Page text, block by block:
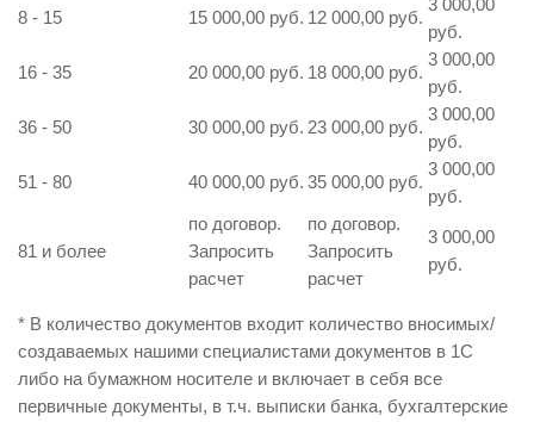
8 - 15
15 000,00 руб. 12 000,00 руб.
3 000,00
руб.
16 - 35
20 000,00 руб. 18 000,00 руб.
3 000,00
руб.
36 - 50
30 000,00 руб. 23 000,00 руб.
3 000,00
руб.
51 - 80
40 000,00 руб. 35 000,00 руб.
3 000,00
руб.
81 и более
по договор.
Запросить
расчет
по договор.
Запросить
расчет
3 000,00
руб.
* В количество документов входит количество вносимых/
создаваемых нашими специалистами документов в 1С
либо на бумажном носителе и включает в себя все
первичные документы, в т.ч. выписки банка, бухгалтерские